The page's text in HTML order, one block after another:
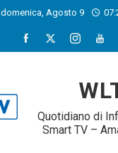
domenica, Agosto 9
Quotidiano di
Smart TV –